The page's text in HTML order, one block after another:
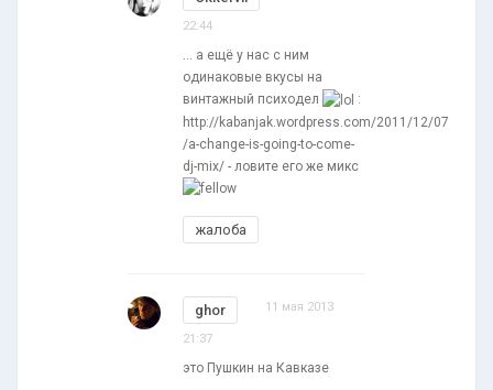
22:44
... а ещё у нас с ним
одинаковые вкусы на
винтажный психодел
:
http://kabanjak.wordpress.com/2011/12/07
/a-change-is-going-to-come-
dj-mix/ - ловите его же микс
жалоба
ghor 11 мая 2013
21:37
это Пушкин на Кавказе